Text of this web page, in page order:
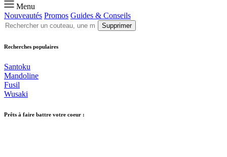
Menu
Nouveautés Promos Guides & Conseils
Supprimer
Recherches populaires
Santoku
Mandoline
Fusil
Wusaki
Prêts à faire battre votre coeur :